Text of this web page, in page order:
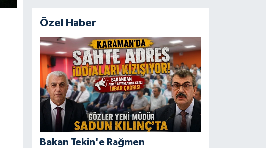
Özel Haber
Bakan Tekin'e Rağmen